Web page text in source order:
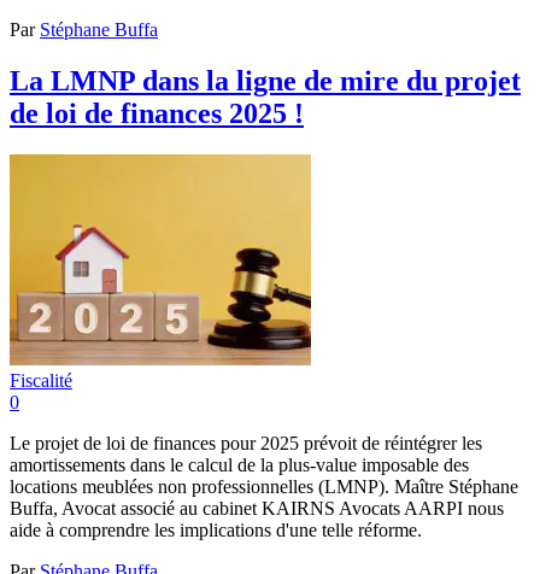
Par Stéphane Buffa
La LMNP dans la ligne de mire du projet
de loi de finances 2025 !
Fiscalité
0
Le projet de loi de finances pour 2025 prévoit de réintégrer les
amortissements dans le calcul de la plus-value imposable des
locations meublées non professionnelles (LMNP). Maître Stéphane
Buffa, Avocat associé au cabinet KAIRNS Avocats AARPI nous
aide à comprendre les implications d'une telle réforme.